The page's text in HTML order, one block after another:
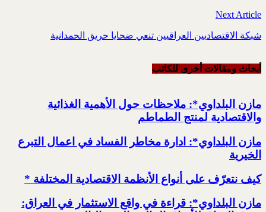
Next Article
شبكة الاقتصاديين العراقيين تنعي ضحايا حريق الحمدانية
أبحاث ومقالات أخرى للکاتب
مازن البلداوي*: ملاحظات حول الأهمية الغذائية
والاقتصادية لمنتج الطماطم
مازن البلداوي*: ادارة مخاطر الفساد في اعمال التبرع
الخيرية
كيف نتعرّف على أنواع الأنظمة الاقتصادية المختلفة *
مازن البلداوي*: قراءة في واقع الاستثمار في العراق: